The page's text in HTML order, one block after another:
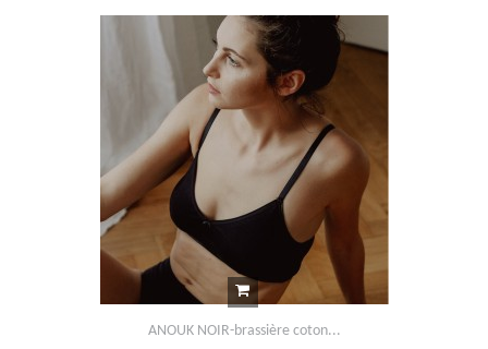
ANOUK NOIR-brassière coton...